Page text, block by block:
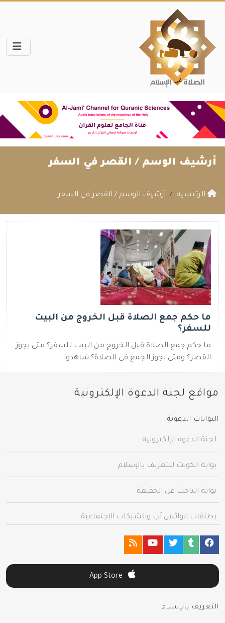
أرشيف الوسم / القصر في السفر
الرئيسية أرشيف الوسم / القصر في السفر
ما حكم جمع الصلاة قبل الخروج من البيت
للسفر؟
ما حكم جمع الصلاة قبل الخروج من البيت للسفر؟ متى يجوز
القصر؟ ومتى يجوز الجمع في الصلاة؟ شاهدوا ...
مواقع لجنة الدعوة الإلكترونية
البوابات الدعوية
لجنة الدعوة الإلكترونية
بوابة الكويت للتعريف بالإسلام
بوابة الباحث عن الحقيقة
بطاقات الواتس آب والشبكات الاجتماعية
التعريف بالإسلام